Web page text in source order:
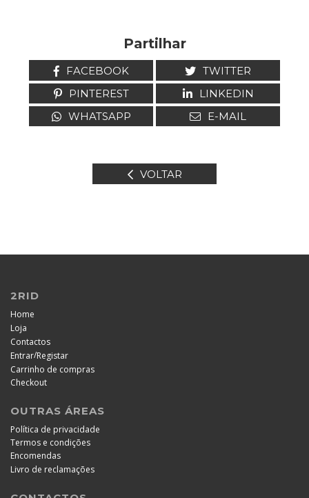
Partilhar
FACEBOOK
TWITTER
PINTEREST
LINKEDIN
WHATSAPP
E-MAIL
VOLTAR
2RID
Home
Loja
Contactos
Entrar/Registar
Carrinho de compras
Checkout
OUTRAS ÁREAS
Política de privacidade
Termos e condições
Encomendas
Livro de reclamações